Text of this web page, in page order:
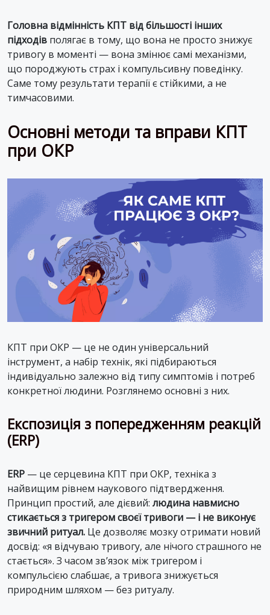
Головна відмінність КПТ від більшості інших
підходів полягає в тому, що вона не просто знижує
тривогу в моменті — вона змінює самі механізми,
що породжують страх і компульсивну поведінку.
Саме тому результати терапії є стійкими, а не
тимчасовими.
Основні методи та вправи КПТ
при ОКР
КПТ при ОКР — це не один універсальний
інструмент, а набір технік, які підбираються
індивідуально залежно від типу симптомів і потреб
конкретної людини. Розглянемо основні з них.
Експозиція з попередженням реакцій
(ERP)
ERP — це серцевина КПТ при ОКР, техніка з
найвищим рівнем наукового підтвердження.
Принцип простий, але дієвий: людина навмисно
стикається з тригером своєї тривоги — і не виконує
звичний ритуал. Це дозволяє мозку отримати новий
досвід: «я відчуваю тривогу, але нічого страшного не
стається». З часом зв’язок між тригером і
компульсією слабшає, а тривога знижується
природним шляхом — без ритуалу.